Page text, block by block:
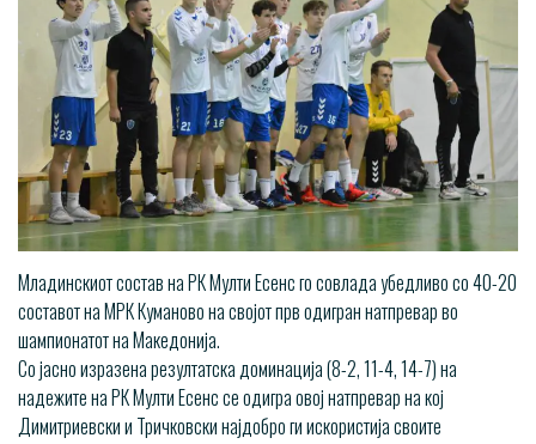
Младинскиот состав на РК Мулти Есенс го совлада убедливо со 40-20
составот на МРК Куманово на својот прв одигран натпревар во
шампионатот на Македонија.
Со јасно изразена резултатска доминација (8-2, 11-4, 14-7) на
надежите на РК Мулти Есенс се одигра овој натпревар на кој
Димитриевски и Тричковски најдобро ги искористија своите